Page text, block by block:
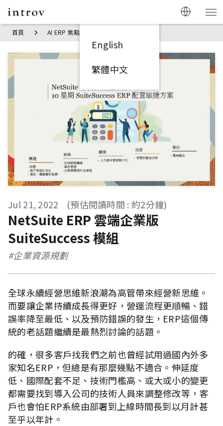
English
繁體中文
首頁 AI ERP 焦點見解
Jul 21, 2022 (預估閱讀時間 : 約2分鐘)
NetSuite ERP 雲端企業版
SuiteSuccess 模組
#企業資源規劃
全球永續經營思維新浪潮為高管帶來經營新思維。
而要讓企業持續成長得更好，營運流程更順暢、錯
誤率降至最低、以及預防錯誤的發生，ERP這個傳
統的老話題繼續是最熱烈討論的話題。
的確，很多客戶找我們之前也曾經試用過國內外多
家知名ERP，但總是有那麼幾點不適合。伸延度
低、國際配套不足、技術門檻高、或大或小的變更
都需要找到導入公司的技術人員來調整修改等，客
戶也會怕ERP系統由部署到上線時間長到以月計甚
至乎以年計。